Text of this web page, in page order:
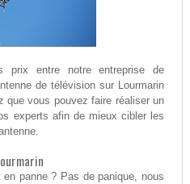
prix entre notre entreprise de
de télévision sur Lourmarin
que vous pouvez faire réaliser un
experts afin de mieux cibler les
panne ? Pas de panique, nous